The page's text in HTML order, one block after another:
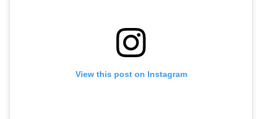
View this post on Instagram